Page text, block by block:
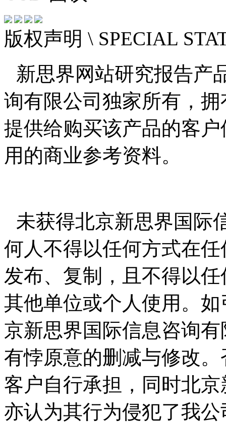
版权声明 \ SPECIAL
新思界网站研究报告产
询有限公司独家所有，
提供给购买该产品的客
用的商业参考资料。
未获得北京新思界国际
何人不得以任何方式在
发布、复制，且不得以
其他单位或个人使用。
京新思界国际信息咨询
有悖原意的删减与修改
客户自行承担，同时北
亦认为其行为侵犯了我